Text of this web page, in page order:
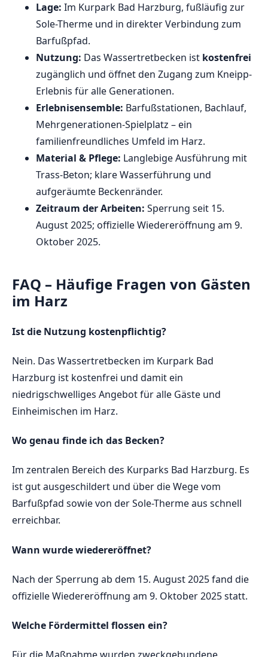
Lage: Im Kurpark Bad Harzburg, fußläufig zur
Sole-Therme und in direkter Verbindung zum
Barfußpfad.
Nutzung: Das Wassertretbecken ist kostenfrei
zugänglich und öffnet den Zugang zum Kneipp-
Erlebnis für alle Generationen.
Erlebnisensemble: Barfußstationen, Bachlauf,
Mehrgenerationen-Spielplatz – ein
familienfreundliches Umfeld im Harz.
Material & Pflege: Langlebige Ausführung mit
Trass-Beton; klare Wasserführung und
aufgeräumte Beckenränder.
Zeitraum der Arbeiten: Sperrung seit 15.
August 2025; offizielle Wiedereröffnung am 9.
Oktober 2025.
FAQ – Häufige Fragen von Gästen
im Harz
Ist die Nutzung kostenpflichtig?
Nein. Das Wassertretbecken im Kurpark Bad
Harzburg ist kostenfrei und damit ein
niedrigschwelliges Angebot für alle Gäste und
Einheimischen im Harz.
Wo genau finde ich das Becken?
Im zentralen Bereich des Kurparks Bad Harzburg. Es
ist gut ausgeschildert und über die Wege vom
Barfußpfad sowie von der Sole-Therme aus schnell
erreichbar.
Wann wurde wiedereröffnet?
Nach der Sperrung ab dem 15. August 2025 fand die
offizielle Wiedereröffnung am 9. Oktober 2025 statt.
Welche Fördermittel flossen ein?